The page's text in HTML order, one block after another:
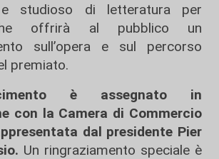
e studioso di letteratura per
offrirà al pubblico un
sull’opera e sul percorso
premiato.
è assegnato in
con la Camera di Commercio
dal presidente Pier
Un ringraziamento speciale è